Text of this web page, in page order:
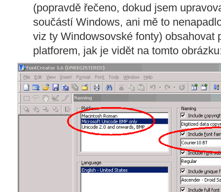
(popravdě řečeno, dokud jsem
součástí Windows, ani mě to
viz ty Windowsovské fonty) obsahovat
platforem, jak je vidět na tomto